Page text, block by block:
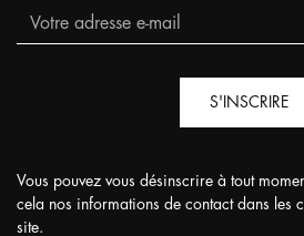
S'INSCRIRE
Vous pouvez vous désinscrire à tout
cela nos informations de contact dans les
site.